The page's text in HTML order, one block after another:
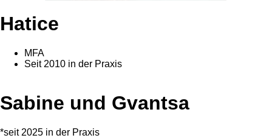
Hatice
MFA
Seit 2010 in der Praxis
Sabine und Gvantsa
*seit 2025 in der Praxis